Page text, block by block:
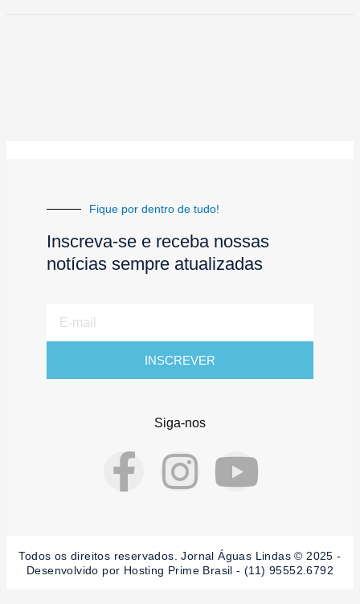
Fique por dentro de tudo!
Inscreva-se e receba nossas
notícias sempre atualizadas
mail
INSCREVER
Siga-nos
F
c
I
s
Y
u
t
Todos os direitos reservados. Jornal Águas Lindas © 2025 -
Desenvolvido por Hosting Prime Brasil - (11) 95552.6792